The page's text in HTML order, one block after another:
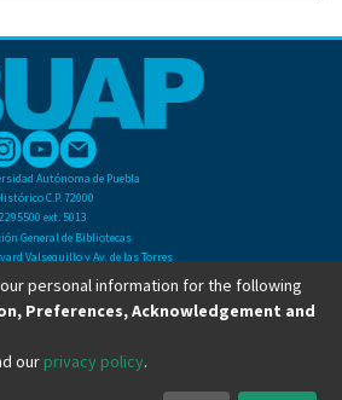
Autónoma de Puebla
C.P. 72000
ext. 5013
General de Bibliotecas
Valsequillo y Av. de las Torres
Universitaria. Col. San Manuel
+52 (222) 2295500 Ext 2901
personal information for the following
Preferences, Acknowledgement and
our privacy policy.